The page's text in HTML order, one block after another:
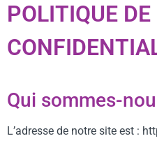
POLITIQUE DE
Qui sommes-
L’adresse de notre site est :